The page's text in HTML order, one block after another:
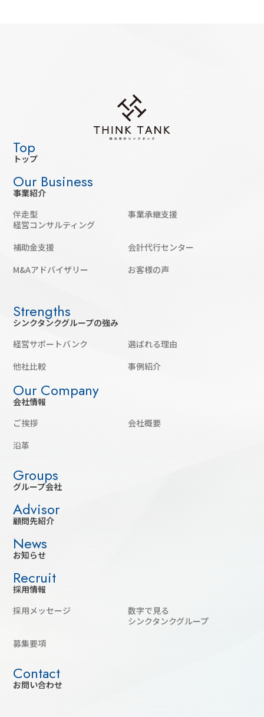
トップ
事業紹介
伴走型
経営コンサルティング
事業承継支援
補助金支援
会計代行センター
M&Aアドバイザリー
お客様の声
シンクタンクグループの強み
経営サポートバンク
選ばれる理由
他社比較
事例紹介
会社情報
ご挨拶
会社概要
沿革
グループ会社
顧問先紹介
お知らせ
採用情報
採用メッセージ
数字で見る
シンクタンクグループ
募集要項
お問い合わせ